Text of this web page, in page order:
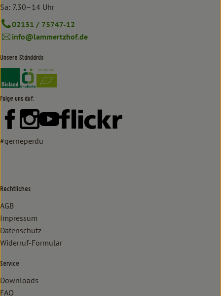
Sa: 7.30–14 Uhr
02131 / 75747-12
info@lammertzhof.de
Unsere Standards
Externer Link zu https://www.bioland.de/verbraucher
Externer Link zu https://www.oekokiste.de/
Folge uns auf:
Externer Link zu https://www.facebook.com/lammertzhof/
Externer Link zu https://www.instagram.com/
Externer Link zu https://www.youtube.com/
Externer Link zu https://
#gerneperdu
Rechtliches
AGB
Impressum
Datenschutz
Widerruf-Formular
Service
Downloads
FAQ